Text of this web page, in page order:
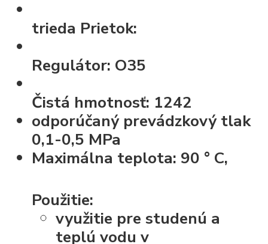
trieda Prietok:
Regulátor: O35
Čistá hmotnosť: 1242
odporúčaný prevádzkový tlak
0,1-0,5 MPa
Maximálna teplota: 90 ° C,
Použitie:
využitie pre studenú a
teplú vodu v